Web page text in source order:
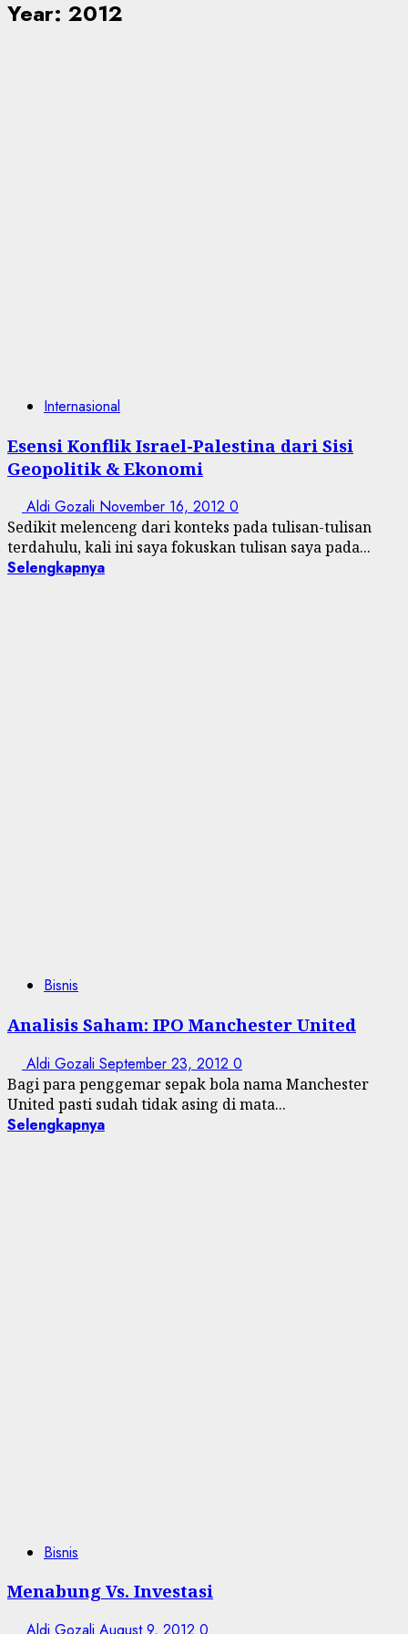
Year: 2012
Internasional
Esensi Konflik Israel-Palestina dari Sisi
Geopolitik & Ekonomi
Aldi Gozali November 16, 2012 0
Sedikit melenceng dari konteks pada tulisan-tulisan
terdahulu, kali ini saya fokuskan tulisan saya pada...
Selengkapnya
Bisnis
Analisis Saham: IPO Manchester United
Aldi Gozali September 23, 2012 0
Bagi para penggemar sepak bola nama Manchester
United pasti sudah tidak asing di mata...
Selengkapnya
Bisnis
Menabung Vs. Investasi